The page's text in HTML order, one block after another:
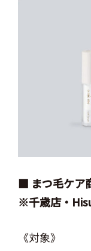
■ まつ毛ケア
※千歳店・
《対象》